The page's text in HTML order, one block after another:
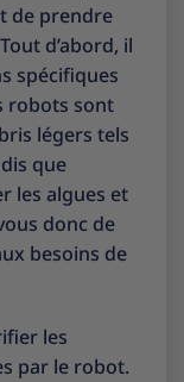
de prendre
d’abord, il
spécifiques
robots sont
légers tels
que
les algues et
donc de
besoins de
les
par le robot.